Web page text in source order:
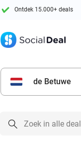
Ontdek 15.000+ deals
de Betuwe